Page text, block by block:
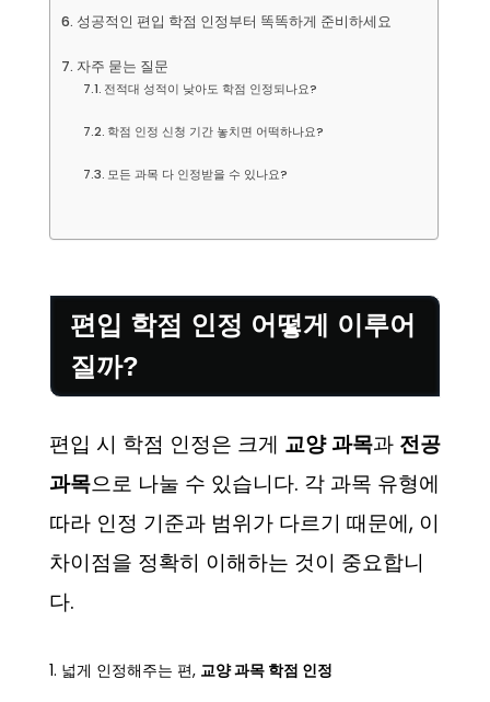
성공적인 편입 학점 인정부터 똑똑하게 준비하세요
자주 묻는 질문
전적대 성적이 낮아도 학점 인정되나요?
학점 인정 신청 기간 놓치면 어떡하나요?
모든 과목 다 인정받을 수 있나요?
편입 학점 인정 어떻게 이루어
질까?
편입 시 학점 인정은 크게 교양 과목과 전공
과목으로 나눌 수 있습니다. 각 과목 유형에
따라 인정 기준과 범위가 다르기 때문에, 이
차이점을 정확히 이해하는 것이 중요합니
다.
1. 넓게 인정해주는 편, 교양 과목 학점 인정